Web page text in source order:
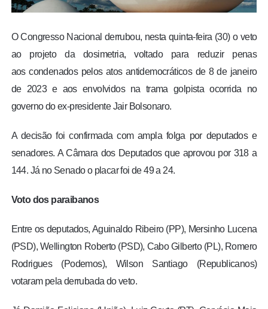
TV LPB
O Congresso Nacional derrubou, nesta quinta-feira (30) o veto
ao projeto da dosimetria, voltado para reduzir penas
aos condenados pelos atos antidemocráticos de 8 de janeiro
de 2023 e aos envolvidos na trama golpista ocorrida no
governo do ex-presidente Jair Bolsonaro.
A decisão foi confirmada com ampla folga por deputados e
senadores. A Câmara dos Deputados que aprovou por 318 a
144. Já no Senado o placar foi de 49 a 24.
Voto dos paraibanos
Entre os deputados, Aguinaldo Ribeiro (PP), Mersinho Lucena
(PSD), Wellington Roberto (PSD), Cabo Gilberto (PL), Romero
Rodrigues (Podemos), Wilson Santiago (Republicanos)
votaram pela derrubada do veto.